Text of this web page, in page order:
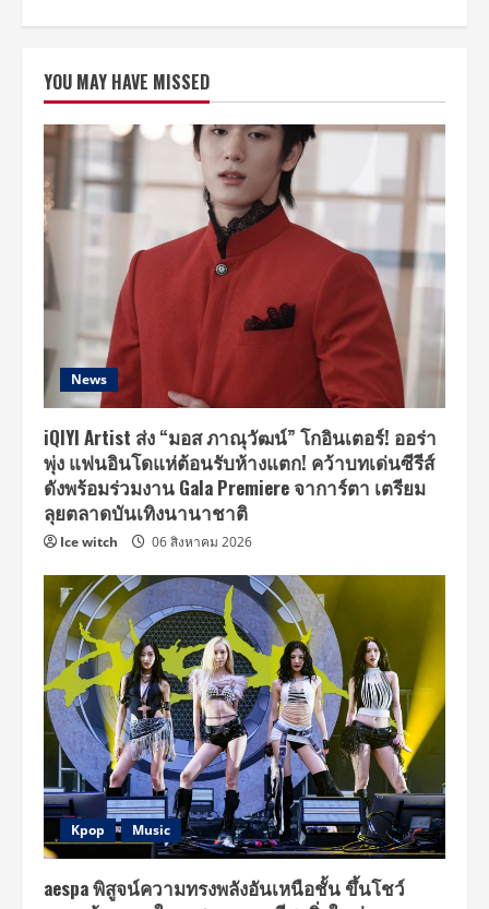
นาย
เอก
2
คู่
2
Don’t
Series
YOU MAY HAVE MISSED
News
iQIYI Artist ส่ง “มอส ภาณุวัฒน์” โกอินเตอร์! ออร่า
พุ่ง แฟนอินโดแห่ต้อนรับห้างแตก! คว้าบทเด่นซีรีส์
ดังพร้อมร่วมงาน Gala Premiere จาการ์ตา เตรียม
ลุยตลาดบันเทิงนานาชาติ
Ice witch 06 สิงหาคม 2026
Kpop Music
aespa พิสูจน์ความทรงพลังอันเหนือชั้น ขึ้นโชว์